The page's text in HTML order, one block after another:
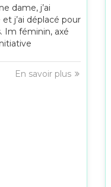
dame, j’ai
j’ai déplacé pour
Im féminin, axé
En savoir plus